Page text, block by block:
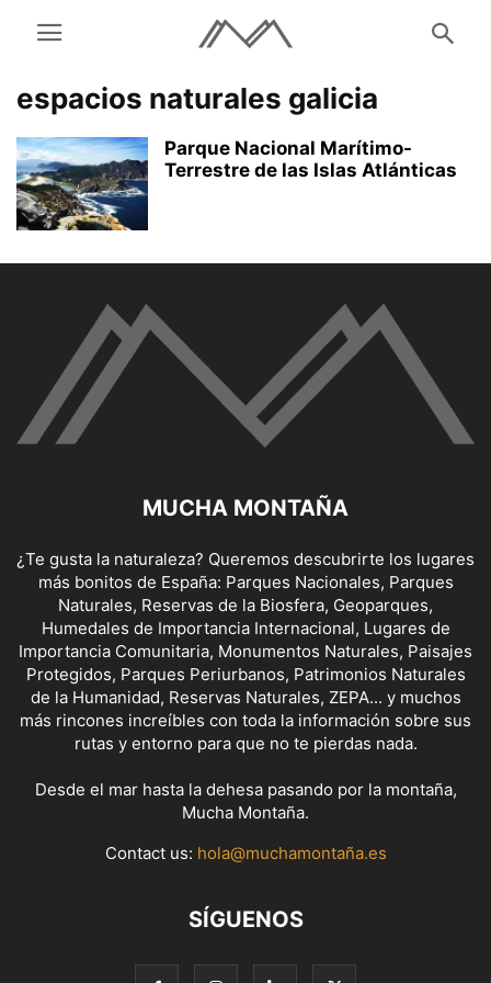
espacios naturales galicia
Parque Nacional Marítimo-
Terrestre de las Islas Atlánticas
MUCHA MONTAÑA
¿Te gusta la naturaleza? Queremos descubrirte los lugares
más bonitos de España: Parques Nacionales, Parques
Naturales, Reservas de la Biosfera, Geoparques,
Humedales de Importancia Internacional, Lugares de
Importancia Comunitaria, Monumentos Naturales, Paisajes
Protegidos, Parques Periurbanos, Patrimonios Naturales
de la Humanidad, Reservas Naturales, ZEPA... y muchos
más rincones increíbles con toda la información sobre sus
rutas y entorno para que no te pierdas nada.
Desde el mar hasta la dehesa pasando por la montaña,
Mucha Montaña.
Contact us: hola@muchamontaña.es
SÍGUENOS